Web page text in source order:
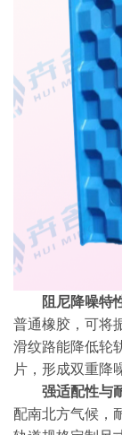
阻尼降噪特
普通橡胶，可将
滑纹路能降低轮
片，形成双重降
强适配性与
配南北方气候，